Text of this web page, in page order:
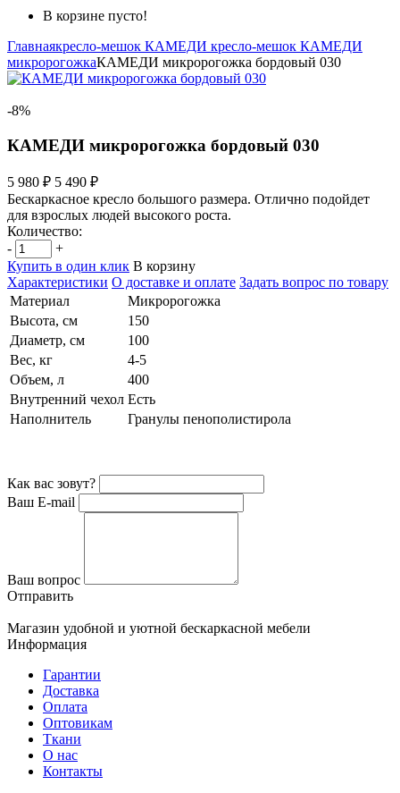
В корзине пусто!
Главнаякресло-мешок КАМЕДИ кресло-мешок КАМЕДИ
микророгожкаКАМЕДИ микророгожка бордовый 030
-8%
КАМЕДИ микророгожка бордовый 030
5 980 ₽ 5 490 ₽
Бескаркасное кресло большого размера. Отлично подойдет
для взрослых людей высокого роста.
Количество:
-
+
Купить в один клик В корзину
Характеристики О доставке и оплате Задать вопрос по товару
Материал
Микророгожка
Высота, см
150
Диаметр, см
100
Вес, кг
4-5
Объем, л
400
Внутренний чехол Есть
Наполнитель
Гранулы пенополистирола
Как вас зовут?
Ваш E-mail
Ваш вопрос
Отправить
Магазин удобной и уютной бескаркасной мебели
Информация
Гарантии
Доставка
Оплата
Оптовикам
Ткани
О нас
Контакты